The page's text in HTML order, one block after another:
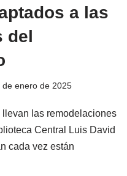
a las
del
de enero de 2025
llevan las remodelaciones
Central Luis David
cada vez están